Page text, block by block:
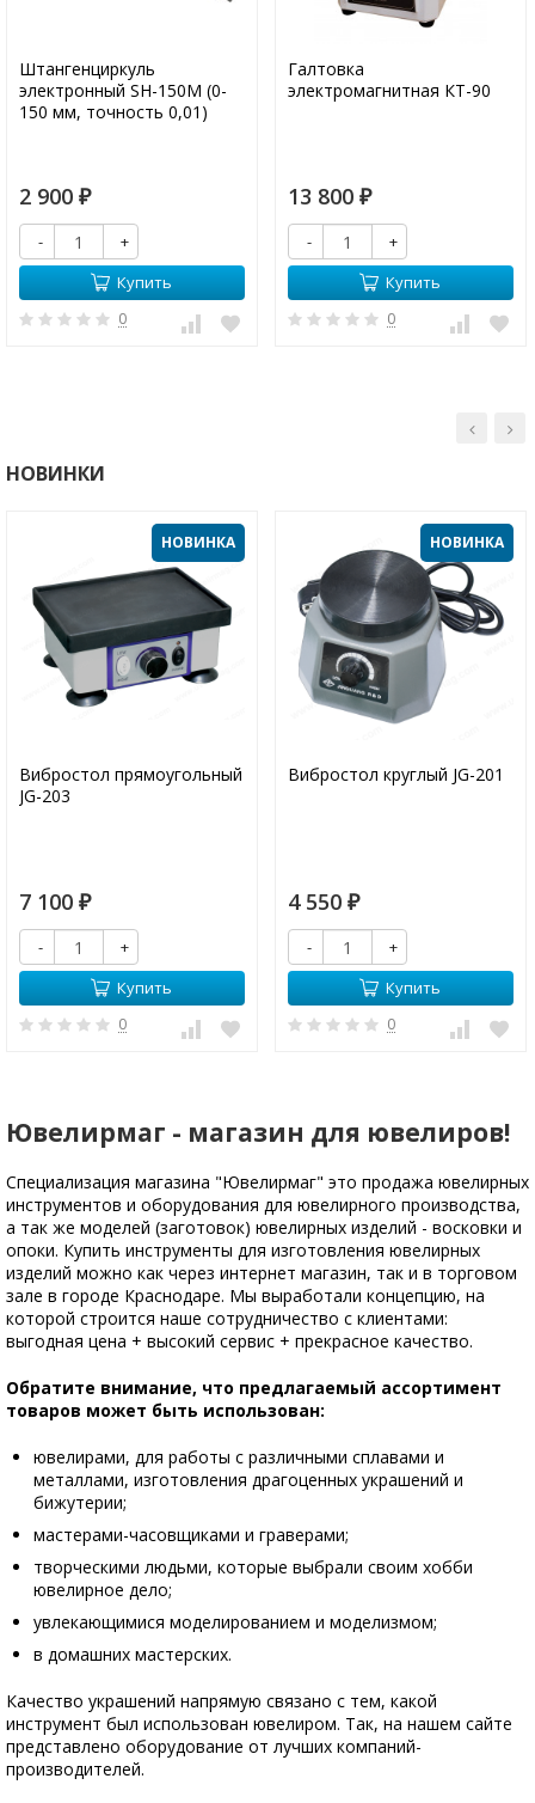
Штангенциркуль
электронный SH-150M (0-
150 мм, точность 0,01)
2 900 ₽
-
+
Купить
0
Галтовка
электромагнитная КТ-90
13 800 ₽
-
+
Купить
0
НОВИНКИ
НОВИНКА
Вибростол прямоугольный
JG-203
7 100 ₽
-
+
Купить
0
НОВИНКА
Вибростол круглый JG-201
4 550 ₽
-
+
Купить
0
Ювелирмаг - магазин для ювелиров!
Специализация магазина "Ювелирмаг" это продажа ювелирных
инструментов и оборудования для ювелирного производства,
а так же моделей (заготовок) ювелирных изделий - восковки и
опоки. Купить инструменты для изготовления ювелирных
изделий можно как через интернет магазин, так и в торговом
зале в городе Краснодаре. Мы выработали концепцию, на
которой строится наше сотрудничество с клиентами:
выгодная цена + высокий сервис + прекрасное качество.
Обратите внимание, что предлагаемый ассортимент
товаров может быть использован:
ювелирами, для работы с различными сплавами и
металлами, изготовления драгоценных украшений и
бижутерии;
мастерами-часовщиками и граверами;
творческими людьми, которые выбрали своим хобби
ювелирное дело;
увлекающимися моделированием и моделизмом;
в домашних мастерских.
Качество украшений напрямую связано с тем, какой
инструмент был использован ювелиром. Так, на нашем сайте
представлено оборудование от лучших компаний-
производителей.